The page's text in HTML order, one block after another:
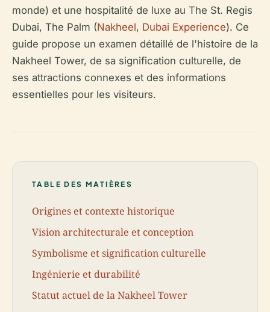
monde) et une hospitalité de luxe au The St. Regis
Dubai, The Palm (Nakheel, Dubai Experience). Ce
guide propose un examen détaillé de l'histoire de la
Nakheel Tower, de sa signification culturelle, de
ses attractions connexes et des informations
essentielles pour les visiteurs.
TABLE DES MATIÈRES
Origines et contexte historique
Vision architecturale et conception
Symbolisme et signification culturelle
Ingénierie et durabilité
Statut actuel de la Nakheel Tower